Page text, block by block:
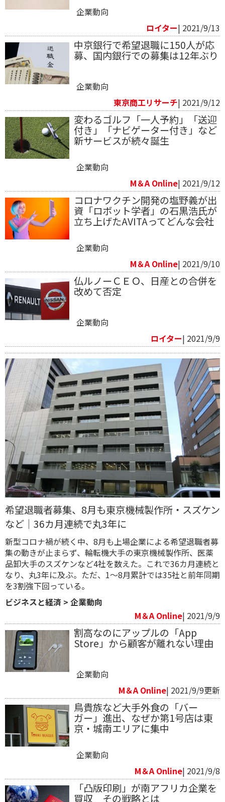
企業動向
ロイター| 2021/9/13
中京銀行で希望退職に150人が応
募、国内銀行での募集は12年ぶり
企業動向
東京商工リサーチ| 2021/9/12
変わるゴルフ「一人予約」「送迎
付き」「ナビゲーター付き」など
新サービスが続々誕生
企業動向
M＆A Online| 2021/9/12
コロナワクチン開発の塩野義が出
資「ロボット学者」の石黒浩氏が
立ち上げたAVITAってどんな会社
企業動向
M＆A Online| 2021/9/10
仏ルノーＣＥＯ、日産との合併を
改めて否定
企業動向
ロイター| 2021/9/9
希望退職者募集、8月も東京機械製作所・スズケン
など｜36カ月連続で丸3年に
新型コロナ禍が続く中、8月も上場企業による希望退職者募
集の動きが止まらず、輪転機大手の東京機械製作所、医薬
品卸大手のスズケンなど4社を数えた。これで36カ月連続と
なり、丸3年に及ぶ。ただ、1～8月累計では35社と前年同期
を3割強下回っている。
ビジネスと経済 > 企業動向
M＆A Online| 2021/9/9
割高なのにアップルの「App
Store」から顧客が離れない理由
企業動向
M＆A Online| 2021/9/9更新
鳥貴族など大手外食の「バー
ガー」進出、なぜか第1号店は東
京・城南エリアに集中
企業動向
M＆A Online| 2021/9/8
「凸版印刷」が南アフリカ企業を
買収 その戦略とは